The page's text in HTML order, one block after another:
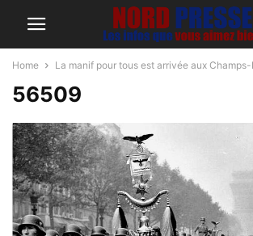
Home La manif pour tous est arrivée aux
56509